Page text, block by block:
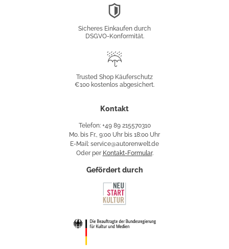
Sicheres Einkaufen durch
DSGVO-Konformität.
Käuferschutz
Trusted Shop Käuferschutz
€100 kostenlos abgesichert.
Kontakt
Telefon: +49 89 215570310
Mo. bis Fr., 9:00 Uhr bis 18:00 Uhr
E-Mail: service@autorenwelt.de
Oder per Kontakt-Formular.
Gefördert durch